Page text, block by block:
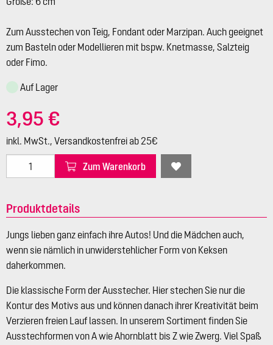
Zum Ausstechen von Teig, Fondant oder Marzipan. Auch geeignet
zum Basteln oder Modellieren mit bspw. Knetmasse, Salzteig
oder Fimo.
Auf Lager
3,95 €
inkl. MwSt., Versandkostenfrei ab 25€
Zum Warenkorb
Produktdetails
Jungs lieben ganz einfach ihre Autos! Und die Mädchen auch,
wenn sie nämlich in unwiderstehlicher Form von Keksen
daherkommen.
Die klassische Form der Ausstecher. Hier stechen Sie nur die
Kontur des Motivs aus und können danach ihrer Kreativität beim
Verzieren freien Lauf lassen. In unserem Sortiment finden Sie
Ausstechformen von A wie Ahornblatt bis Z wie Zwerg. Viel Spaß